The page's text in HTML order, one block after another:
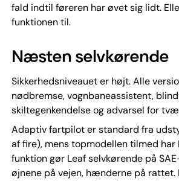
fald indtil føreren har øvet sig lidt.
funktionen til.
Næsten selvkørende
Sikkerhedsniveauet er højt. Alle
nødbremse, vognbaneassistent,
skiltegenkendelse og advarsel for
Adaptiv fartpilot er standard fra
af fire), mens topmodellen tilmed har
funktion gør Leaf selvkørende på
øjnene på vejen, hænderne på